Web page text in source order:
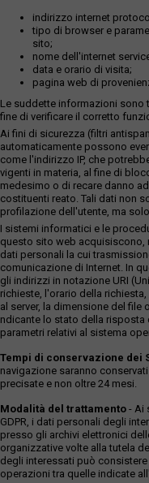
indirizzo internet
tipo di browser e
sito;
nome dell'internet
data e orario di visita;
pagina web di
Le suddette informazioni sono
fine di verificare il corretto
Ai fini di sicurezza (filtri
automaticamente possono
come l'indirizzo IP, che
vigenti in materia, al fine di
medesimo o di recare danno
costituenti reato. Tali dati non
profilazione dell'utente, ma
I sistemi informatici e le
questo sito web acquisiscono,
dati personali la cui
comunicazione di Internet. In
gli indirizzi in notazione URI
richieste, l'orario della
al server, la dimensione del
ndicante lo stato della risposta
parametri relativi al sistema
Tempi di conservazione dei
navigazione saranno
precisate e non oltre 24 mesi.
Modalità del trattamento - Ai
GDPR, i dati personali degli
presso gli archivi elettronici
organizzative volte alla tutela
degli interessati può
operazioni tra quelle indicate